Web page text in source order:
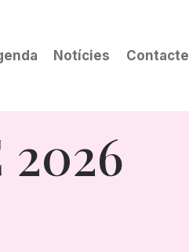
Notícies Contacte